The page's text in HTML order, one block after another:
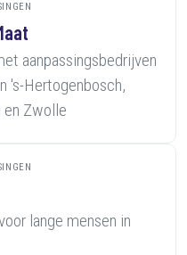
aanpassingsbedrijven
's-Hertogenbosch,
en Zwolle
lange mensen in